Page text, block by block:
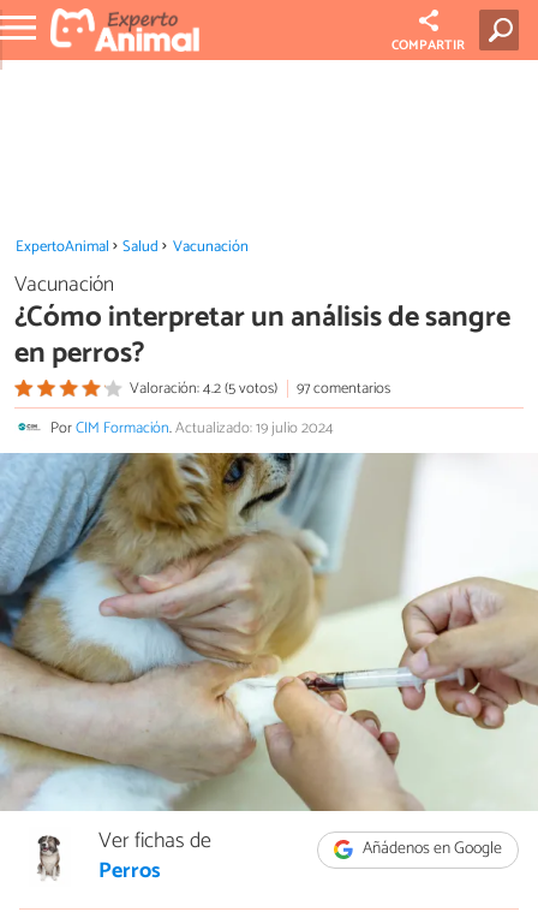
COMPARTIR
ExpertoAnimal Salud Vacunación
Vacunación
¿Cómo interpretar un análisis de sangre
en perros?
Valoración: 4.2 (5 votos)
97 comentarios
PorCIM Formación.Actualizado: 19 julio 2024
Añádenos en Google
Ver fichas de
Perros